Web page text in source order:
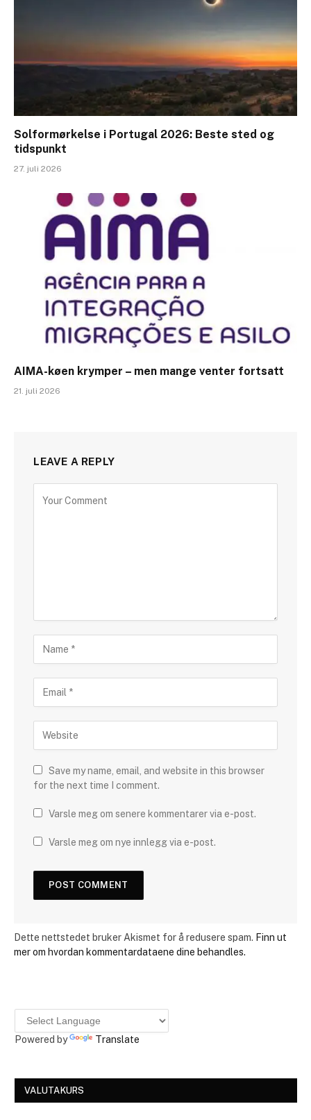
Solformørkelse i Portugal 2026: Beste sted og
tidspunkt
27. juli 2026
AIMA-køen krymper – men mange venter fortsatt
21. juli 2026
LEAVE A REPLY
Save my name, email, and website in this browser
for the next time I comment.
Varsle meg om senere kommentarer via e-post.
Varsle meg om nye innlegg via e-post.
Dette nettstedet bruker Akismet for å redusere spam. Finn ut
mer om hvordan kommentardataene dine behandles.
Powered by Translate
VALUTAKURS